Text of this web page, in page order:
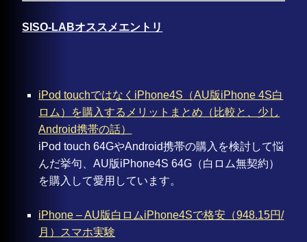
SISO-LABオススメエントリ
iPod touchではなくiPhone4S（AU版iPhone 4S白
ロム）を購入するメリットまとめ（比較と、少し
Android携帯の話）
iPod touch 64GやAndroid携帯の購入を検討して悩
んだ挙句、AU版iPhone4S 64G（白ロム無契約）
を購入して愛用しています。
iPhone – AU版白ロムiPhone4Sで格安（948.15円/
月）スマホ実験